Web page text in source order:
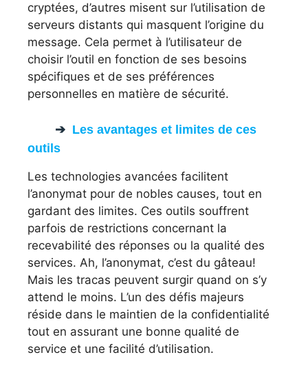
cryptées, d’autres misent sur l’utilisation de
serveurs distants qui masquent l’origine du
message. Cela permet à l’utilisateur de
choisir l’outil en fonction de ses besoins
spécifiques et de ses préférences
personnelles en matière de sécurité.
Les avantages et limites de ces
outils
Les technologies avancées facilitent
l’anonymat pour de nobles causes, tout en
gardant des limites. Ces outils souffrent
parfois de restrictions concernant la
recevabilité des réponses ou la qualité des
services. Ah, l’anonymat, c’est du gâteau!
Mais les tracas peuvent surgir quand on s’y
attend le moins. L’un des défis majeurs
réside dans le maintien de la confidentialité
tout en assurant une bonne qualité de
service et une facilité d’utilisation.